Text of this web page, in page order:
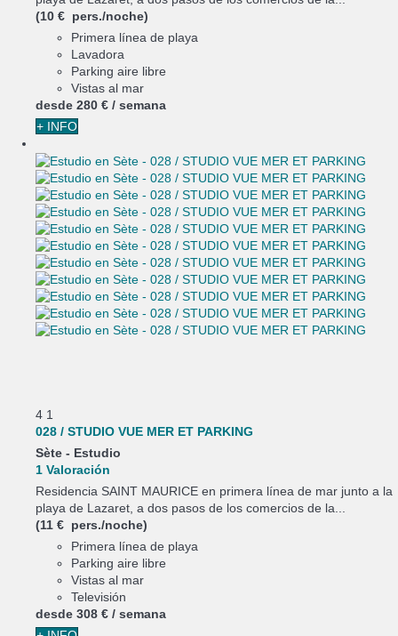
(10 € pers./noche)
Primera línea de playa
Lavadora
Parking aire libre
Vistas al mar
desde 280 € / semana
+ INFO
4 1
028 / STUDIO VUE MER ET PARKING
Sète - Estudio
1 Valoración
Residencia SAINT MAURICE en primera línea de mar junto a la
playa de Lazaret, a dos pasos de los comercios de la...
(11 € pers./noche)
Primera línea de playa
Parking aire libre
Vistas al mar
Televisión
desde 308 € / semana